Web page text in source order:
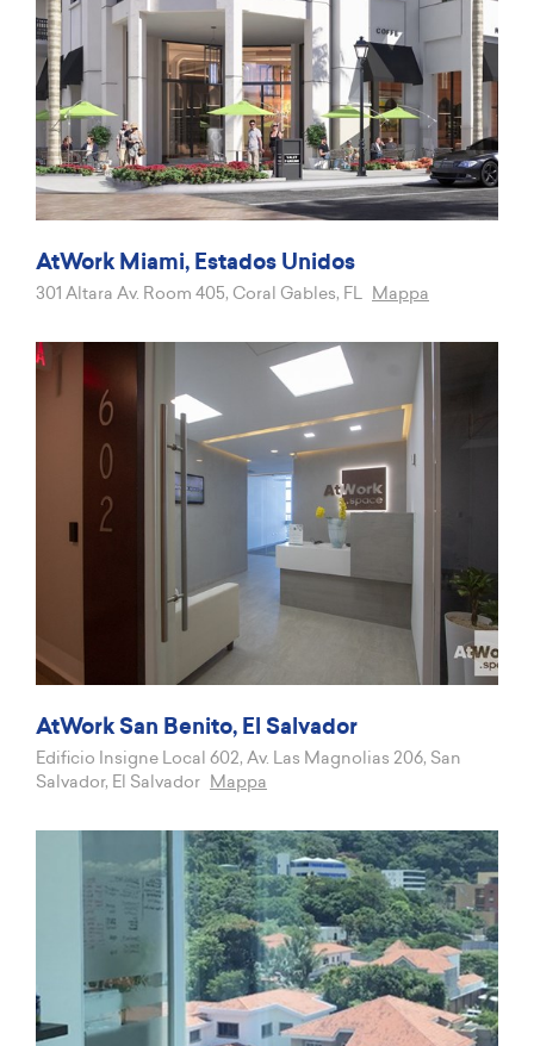
AtWork Miami, Estados Unidos
301 Altara Av. Room 405, Coral Gables, FL Mappa
AtWork San Benito, El Salvador
Edificio Insigne Local 602, Av. Las Magnolias 206, San
Salvador, El Salvador
Mappa